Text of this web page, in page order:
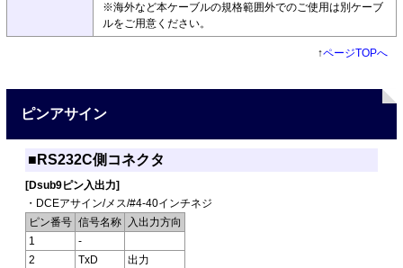
※海外など本ケーブルの規格範囲外でのご使用は別ケーブ
ルをご用意ください。
↑ページTOPへ
ピンアサイン
■RS232C側コネクタ
[Dsub9ピン入出力]
・DCEアサイン/メス/#4-40インチネジ
ピン番号 信号名称
入出力方向
1
-
2
TxD
出力